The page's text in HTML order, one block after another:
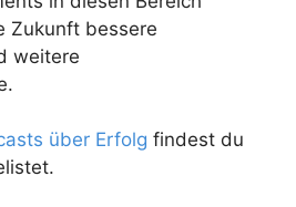
Zukunft bessere
weitere
über Erfolg findest du